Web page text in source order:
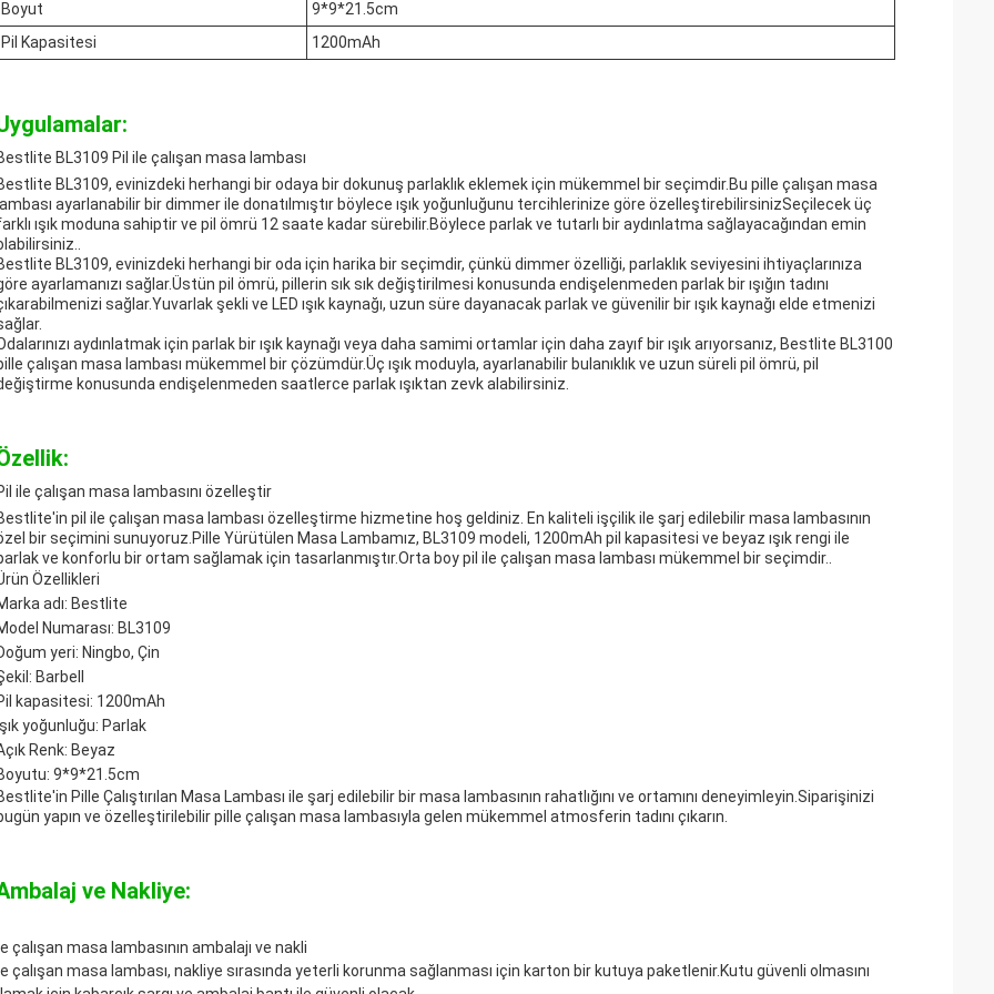
Boyut
9*9*21.5cm
Pil Kapasitesi
1200mAh
BL3109 Pil ile çalışan masa lambası
BL3109, evinizdeki herhangi bir odaya bir dokunuş parlaklık eklemek için mükemmel bir seçimdir.Bu pille çalışan masa
lambası ayarlanabilir bir dimmer ile donatılmıştır böylece ışık yoğunluğunu tercihlerinize göre özelleştirebilirsinizSeçilecek üç
ışık moduna sahiptir ve pil ömrü 12 saate kadar sürebilir.Böylece parlak ve tutarlı bir aydınlatma sağlayacağından emin
BL3109, evinizdeki herhangi bir oda için harika bir seçimdir, çünkü dimmer özelliği, parlaklık seviyesini ihtiyaçlarınıza
ayarlamanızı sağlar.Üstün pil ömrü, pillerin sık sık değiştirilmesi konusunda endişelenmeden parlak bir ışığın tadını
sağlar.Yuvarlak şekli ve LED ışık kaynağı, uzun süre dayanacak parlak ve güvenilir bir ışık kaynağı elde etmenizi
aydınlatmak için parlak bir ışık kaynağı veya daha samimi ortamlar için daha zayıf bir ışık arıyorsanız, Bestlite BL3100
çalışan masa lambası mükemmel bir çözümdür.Üç ışık moduyla, ayarlanabilir bulanıklık ve uzun süreli pil ömrü, pil
konusunda endişelenmeden saatlerce parlak ışıktan zevk alabilirsiniz.
ile çalışan masa lambasını özelleştir
pil ile çalışan masa lambası özelleştirme hizmetine hoş geldiniz. En kaliteli işçilik ile şarj edilebilir masa lambasının
bir seçimini sunuyoruz.Pille Yürütülen Masa Lambamız, BL3109 modeli, 1200mAh pil kapasitesi ve beyaz ışık rengi ile
ve konforlu bir ortam sağlamak için tasarlanmıştır.Orta boy pil ile çalışan masa lambası mükemmel bir seçimdir..
Özellikleri
adı: Bestlite
Numarası: BL3109
yeri: Ningbo, Çin
Barbell
kapasitesi: 1200mAh
Işık yoğunluğu: Parlak
Renk: Beyaz
9*9*21.5cm
Pille Çalıştırılan Masa Lambası ile şarj edilebilir bir masa lambasının rahatlığını ve ortamını deneyimleyin.Siparişinizi
yapın ve özelleştirilebilir pille çalışan masa lambasıyla gelen mükemmel atmosferin tadını çıkarın.
ve Nakliye:
çalışan masa lambasının ambalajı ve nakli
çalışan masa lambası, nakliye sırasında yeterli korunma sağlanması için karton bir kutuya paketlenir.Kutu güvenli olmasını